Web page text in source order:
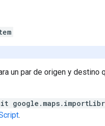
un par de origen y destino
.